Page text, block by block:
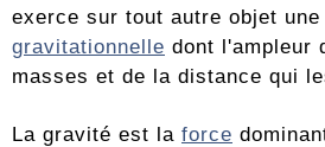
exerce sur tout autre objet une
gravitationnelle dont l'ampleur
masses et de la distance qui
La gravité est la force